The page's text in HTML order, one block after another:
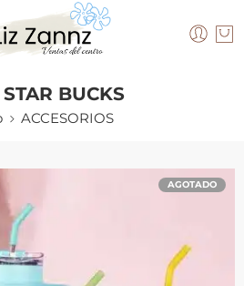
BUCKS
ACCESORIOS
AGOTADO